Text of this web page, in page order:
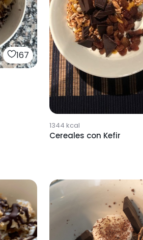
167
1344 kcal
Cereales con Kefir